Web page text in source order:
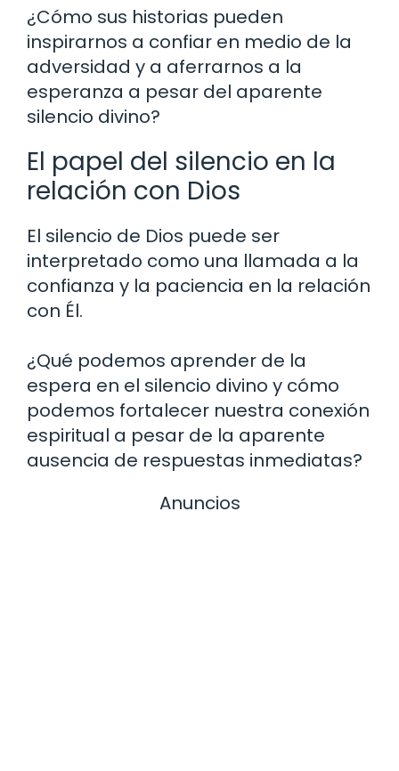
¿Cómo sus historias pueden
inspirarnos a confiar en medio de la
adversidad y a aferrarnos a la
esperanza a pesar del aparente
silencio divino?
El papel del silencio en la
relación con Dios
El silencio de Dios puede ser
interpretado como una llamada a la
confianza y la paciencia en la relación
con Él.
¿Qué podemos aprender de la
espera en el silencio divino y cómo
podemos fortalecer nuestra conexión
espiritual a pesar de la aparente
ausencia de respuestas inmediatas?
Anuncios